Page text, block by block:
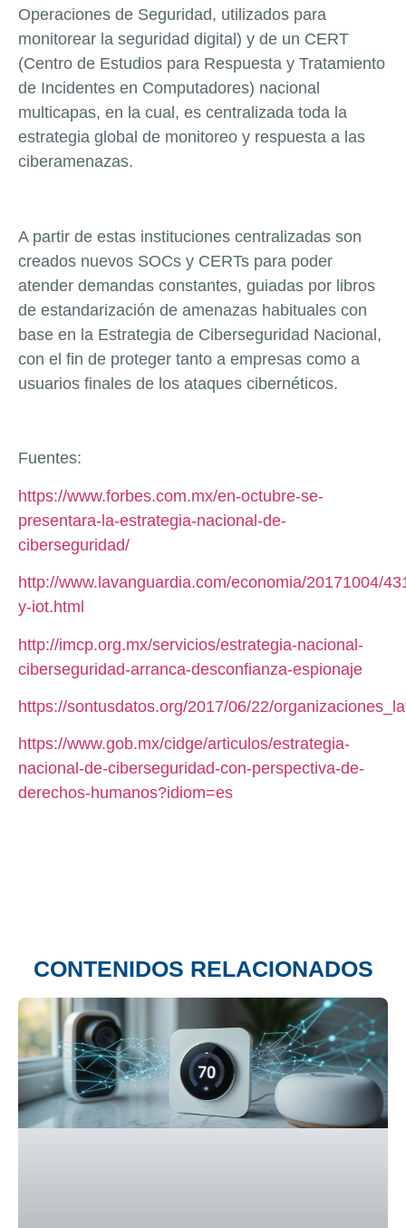
Operaciones de Seguridad, utilizados para
monitorear la seguridad digital) y de un CERT
(Centro de Estudios para Respuesta y Tratamiento
de Incidentes en Computadores) nacional
multicapas, en la cual, es centralizada toda la
estrategia global de monitoreo y respuesta a las
ciberamenazas.
A partir de estas instituciones centralizadas son
creados nuevos SOCs y CERTs para poder
atender demandas constantes, guiadas por libros
de estandarización de amenazas habituales con
base en la Estrategia de Ciberseguridad Nacional,
con el fin de proteger tanto a empresas como a
usuarios finales de los ataques cibernéticos.
Fuentes:
https://www.forbes.com.mx/en-octubre-se-
presentara-la-estrategia-nacional-de-
ciberseguridad/
http://www.lavanguardia.com/economia/20171004/
y-iot.html
http://imcp.org.mx/servicios/estrategia-nacional-
ciberseguridad-arranca-desconfianza-espionaje
https://sontusdatos.org/2017/06/22/
https://www.gob.mx/cidge/articulos/estrategia-
nacional-de-ciberseguridad-con-perspectiva-de-
derechos-humanos?idiom=es
CONTENIDOS RELACIONADOS